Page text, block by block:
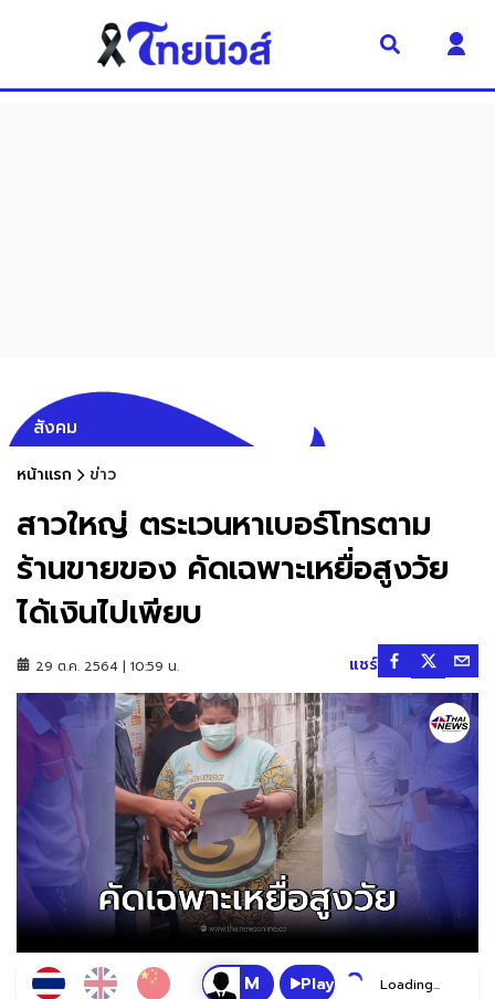
สังคม
หน้าแรก ข่าว
สาวใหญ่ ตระเวนหาเบอร์โทรตาม
ร้านขายของ คัดเฉพาะเหยื่อสูงวัย
ได้เงินไปเพียบ
29 ต.ค. 2564 | 10:59 น. แชร์
Play Loading...